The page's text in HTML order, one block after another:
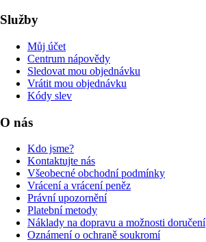
Služby
Můj účet
Centrum nápovědy
Sledovat mou objednávku
Vrátit mou objednávku
Kódy slev
O nás
Kdo jsme?
Kontaktujte nás
Všeobecné obchodní podmínky
Vrácení a vrácení peněz
Právní upozornění
Platební metody
Náklady na dopravu a možnosti doručení
Oznámení o ochraně soukromí